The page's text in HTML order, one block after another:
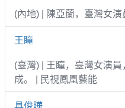
(內地) | 陳亞蘭，臺灣女演
王瞳
(臺灣) | 王瞳，臺灣女演
成。 | 民視鳳凰藝能
具俊曄